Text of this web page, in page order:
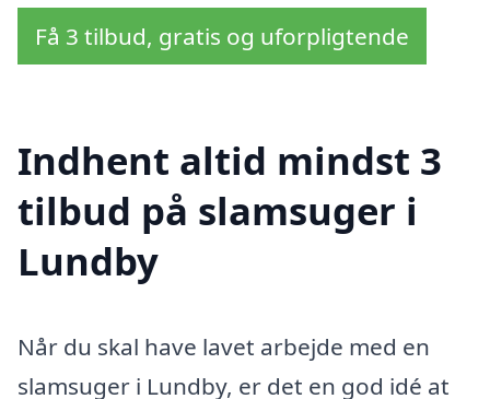
Få 3 tilbud, gratis og uforpligtende
Indhent altid mindst 3
tilbud på slamsuger i
Lundby
Når du skal have lavet arbejde med en
slamsuger i Lundby, er det en god idé at